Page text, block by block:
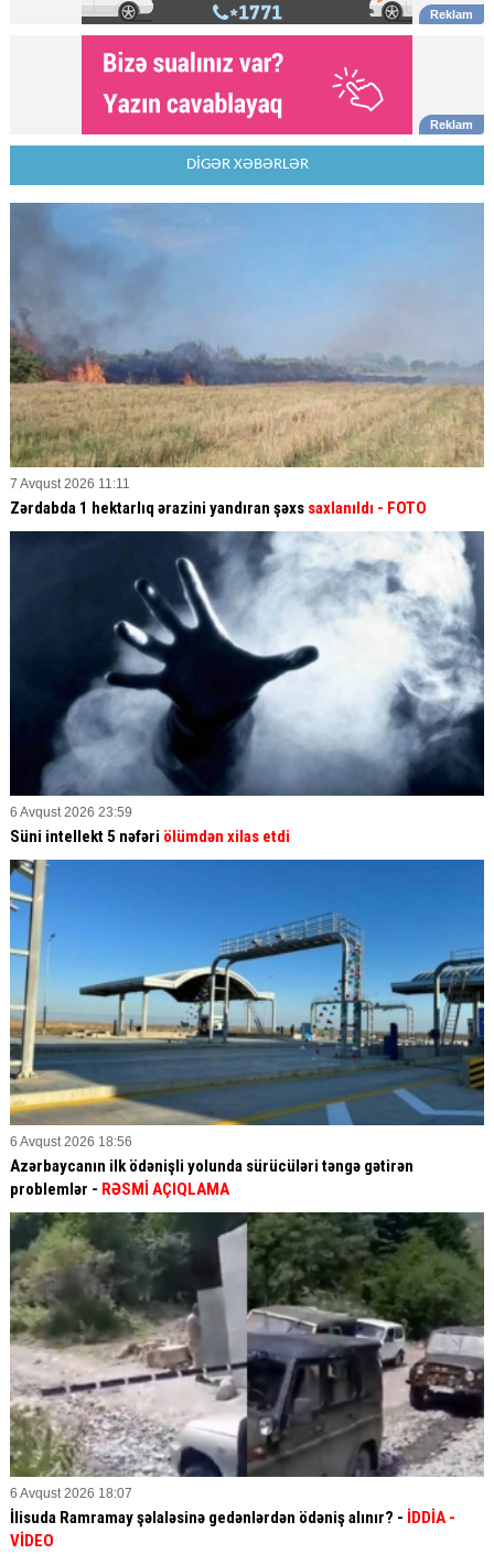
DİGƏR XƏBƏRLƏR
7 Avqust 2026 11:11
Zərdabda 1 hektarlıq ərazini yandıran şəxs saxlanıldı - FOTO
6 Avqust 2026 23:59
Süni intellekt 5 nəfəri ölümdən xilas etdi
6 Avqust 2026 18:56
Azərbaycanın ilk ödənişli yolunda sürücüləri təngə gətirən
problemlər - RƏSMİ AÇIQLAMA
6 Avqust 2026 18:07
İlisuda Ramramay şəlaləsinə gedənlərdən ödəniş alınır? - İDDİA -
VİDEO